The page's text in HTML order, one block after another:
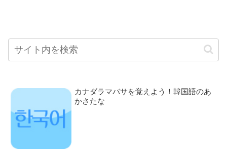
カナダラマバサを覚えよう！韓国語のあ
かさたな